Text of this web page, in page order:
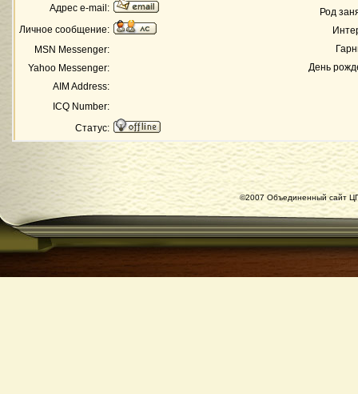
Род
День
Адрес e-mail:
Личное сообщение:
MSN Messenger:
Yahoo Messenger:
AIM Address:
ICQ Number:
Статус:
©2007 Объединенный сайт